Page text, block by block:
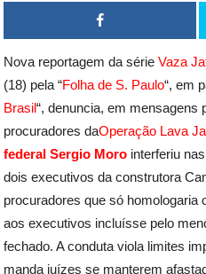
Nova reportagem da sérieVaza
(18) pela “Folha de S. Paulo“, em
Brasil“, denuncia, em mensagens
procuradores daOperação Lava
federal Sergio Moro interferiu
dois executivos da construtora
procuradores que só homologaria
aos executivos incluísse pelo
fechado. A conduta viola limites
manda juízes se manterem